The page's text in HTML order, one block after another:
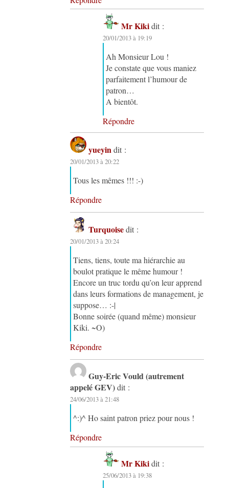
Mr Kiki dit :
20/01/2013 à 19:19
Ah Monsieur Lou !
Je constate que vous maniez
parfaitement l’humour de
patron…
A bientôt.
Répondre
yueyin dit :
20/01/2013 à 20:22
Tous les mêmes !!! :-)
Répondre
Turquoise dit :
20/01/2013 à 20:24
Tiens, tiens, toute ma hiérarchie au
boulot pratique le même humour !
Encore un truc tordu qu’on leur apprend
dans leurs formations de management, je
suppose… :-|
Bonne soirée (quand même) monsieur
Kiki. ~O)
Répondre
Guy-Eric Vould (autrement
appelé GEV) dit :
24/06/2013 à 21:48
^:)^ Ho saint patron priez pour nous !
Répondre
Mr Kiki dit :
25/06/2013 à 19:38